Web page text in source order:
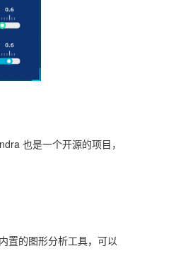
也是一个开源的项目，
置的图形分析工具，可以